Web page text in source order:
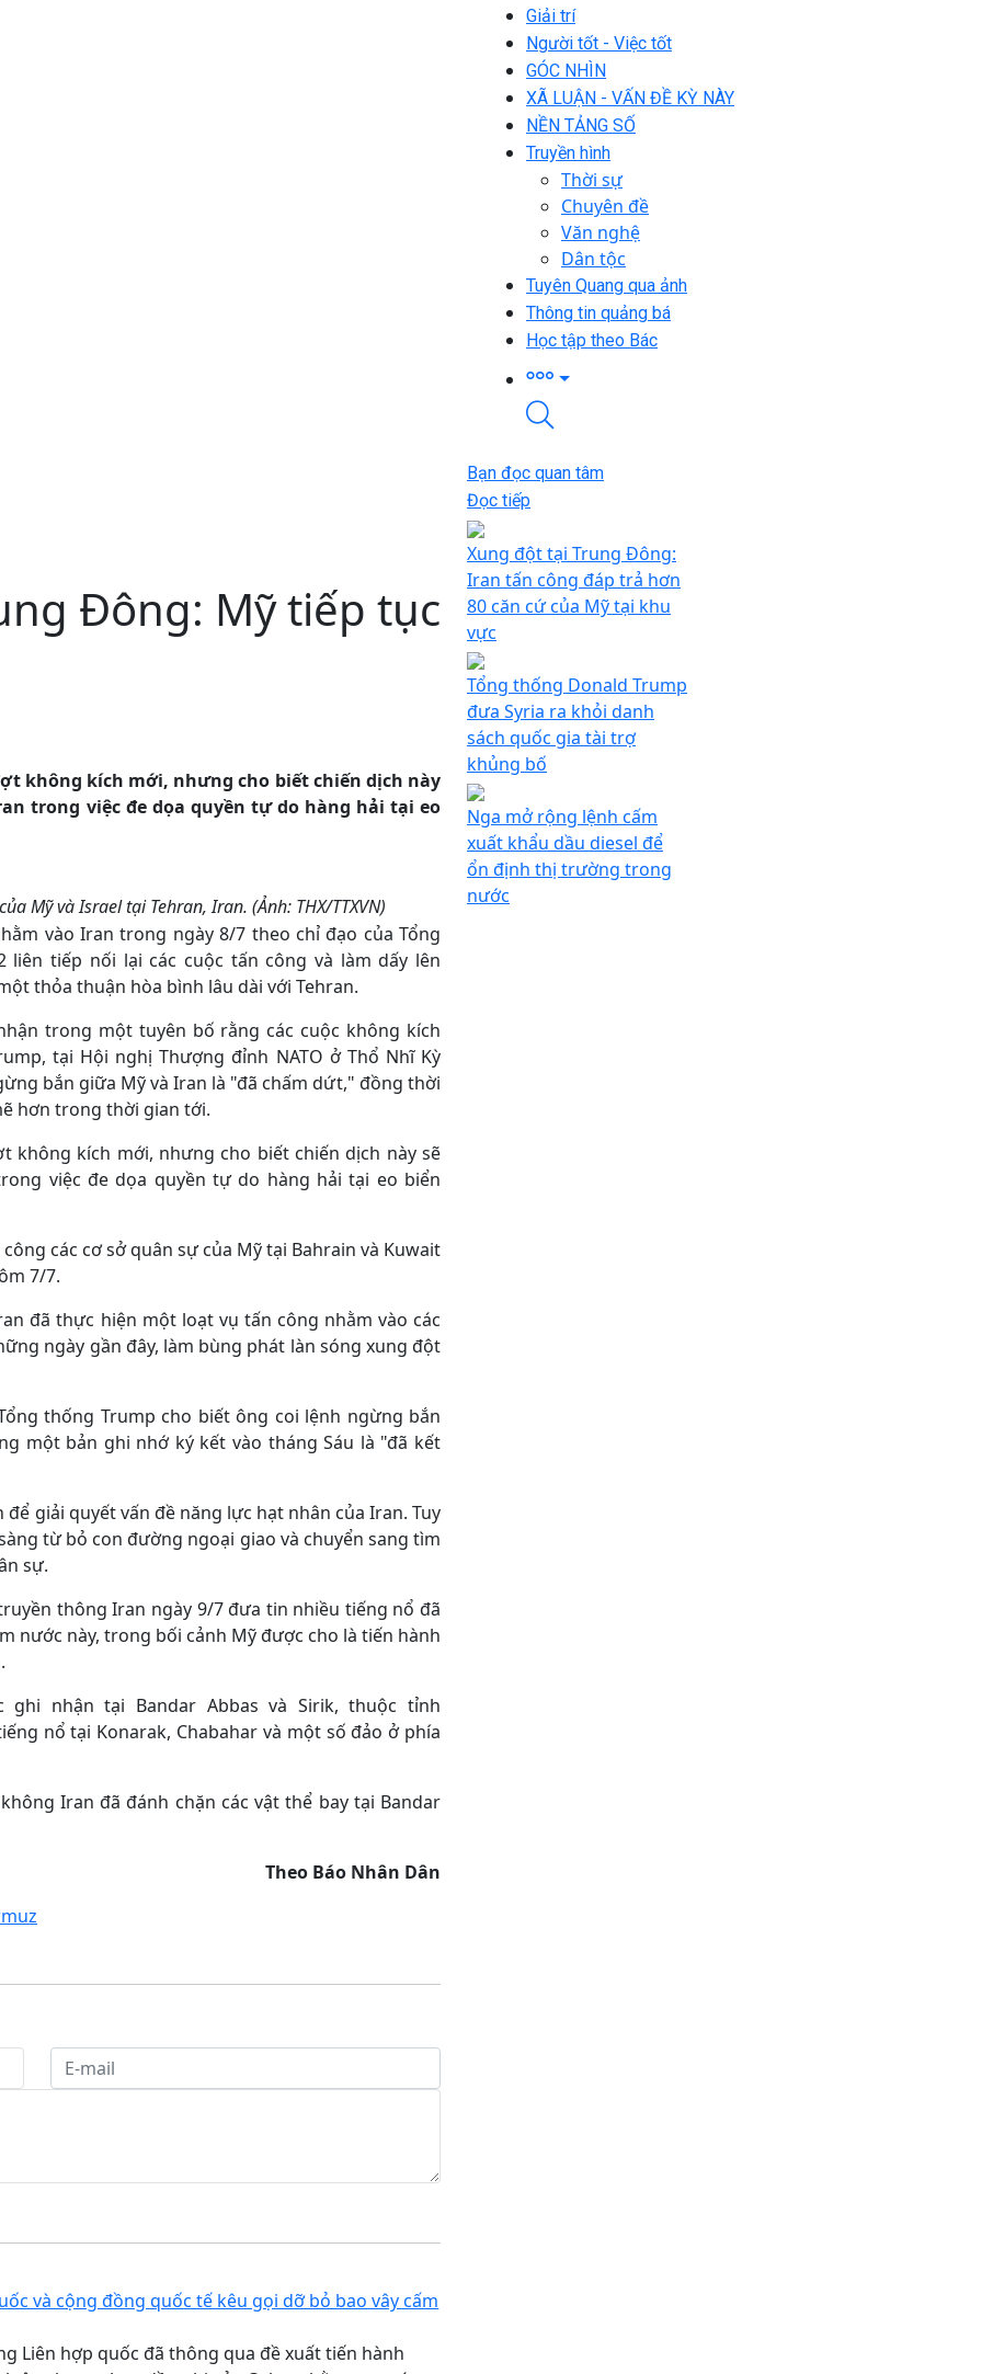
Giải trí
Người tốt - Việc tốt
GÓC NHÌN
XÃ LUẬN - VẤN ĐỀ KỲ NÀY
NỀN TẢNG SỐ
Truyền hình
Thời sự
Chuyên đề
Văn nghệ
Dân tộc
Tuyên Quang qua ảnh
Thông tin quảng bá
Học tập theo Bác
Đông: Mỹ tiếp tục
không kích mới, nhưng cho biết chiến dịch này
trong việc đe dọa quyền tự do hàng hải tại eo
Mỹ và Israel tại Tehran, Iran. (Ảnh: THX/TTXVN)
vào Iran trong ngày 8/7 theo chỉ đạo của Tổng
tiếp nối lại các cuộc tấn công và làm dấy lên
thỏa thuận hòa bình lâu dài với Tehran.
trong một tuyên bố rằng các cuộc không kích
tại Hội nghị Thượng đỉnh NATO ở Thổ Nhĩ Kỳ
bắn giữa Mỹ và Iran là "đã chấm dứt," đồng thời
hơn trong thời gian tới.
không kích mới, nhưng cho biết chiến dịch này sẽ
việc đe dọa quyền tự do hàng hải tại eo biển
các cơ sở quân sự của Mỹ tại Bahrain và Kuwait
7/7.
đã thực hiện một loạt vụ tấn công nhằm vào các
ngày gần đây, làm bùng phát làn sóng xung đột
thống Trump cho biết ông coi lệnh ngừng bắn
một bản ghi nhớ ký kết vào tháng Sáu là "đã kết
giải quyết vấn đề năng lực hạt nhân của Iran. Tuy
từ bỏ con đường ngoại giao và chuyển sang tìm
sự.
thông Iran ngày 9/7 đưa tin nhiều tiếng nổ đã
nước này, trong bối cảnh Mỹ được cho là tiến hành
nhận tại Bandar Abbas và Sirik, thuộc tỉnh
nổ tại Konarak, Chabahar và một số đảo ở phía
Iran đã đánh chặn các vật thể bay tại Bandar
Theo Báo Nhân Dân
và cộng đồng quốc tế kêu gọi dỡ bỏ bao vây cấm
Liên hợp quốc đã thông qua đề xuất tiến hành
Bạn đọc quan tâm
Đọc tiếp
Xung đột tại Trung Đông:
Iran tấn công đáp trả hơn
80 căn cứ của Mỹ tại khu
vực
Tổng thống Donald Trump
đưa Syria ra khỏi danh
sách quốc gia tài trợ
khủng bố
Nga mở rộng lệnh cấm
xuất khẩu dầu diesel để
ổn định thị trường trong
nước